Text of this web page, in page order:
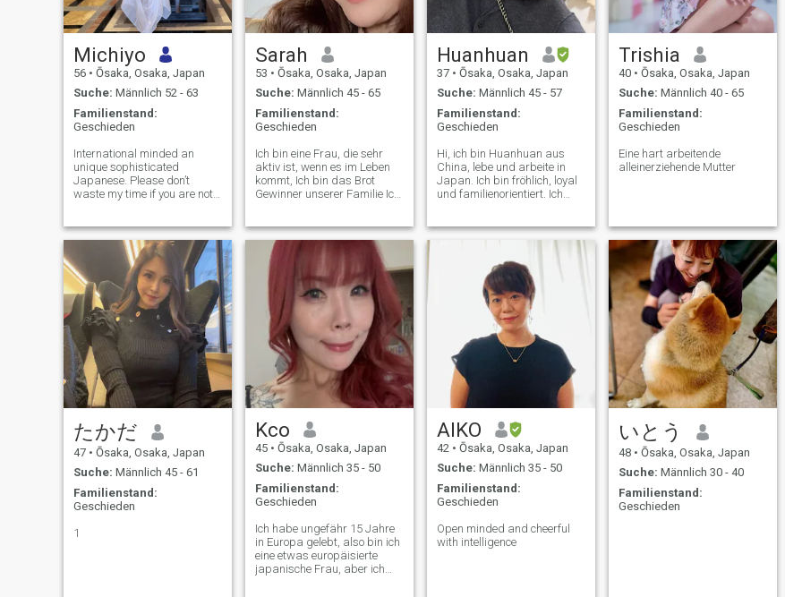
Michiyo
56 • Ōsaka, Osaka, Japan
Suche: Männlich 52 - 63
Familienstand:
Geschieden
International minded an
unique sophisticated
Japanese. Please don’t
waste my time if you are not
because i am keen about
fake profiles which are sadly
most in this site.. Yet am still
looking forwar
Sarah
53 • Ōsaka, Osaka, Japan
Suche: Männlich 45 - 65
Familienstand:
Geschieden
Ich bin eine Frau, die sehr
aktiv ist, wenn es im Leben
kommt, Ich bin das Brot
Gewinner unserer Familie Ich
helfen, Gott hilft.. ich legte
Gott der Mittelpunkt meines
Lebens und lassen ihn zu
entscheiden... Gut, u Mehr
über mich erzählen, ich bin
Abstieg person, liebevoll,
fürsorglich, Romantisch,
Liebe ein Witz,
verantwortlich, sinnlich, hart
arbeiten, und Gott fürchten,
etc. zu machen.
Huanhuan
37 • Ōsaka, Osaka, Japan
Suche: Männlich 45 - 57
Familienstand:
Geschieden
Hi, ich bin Huanhuan aus
China, lebe und arbeite in
Japan. Ich bin fröhlich, loyal
und familienorientiert. Ich
ruhige Momente zu genießen.
Für mich ist Liebe nicht nur
ein flüchtiger Funke, sondern
das Teilen von Mahlzeiten,
das Beobachten von
Kirschblüten und das Helfen
des anderen durch die Höhen
Ich bin hier, um etwas Reales
und Dauerhaftes
aufzubauen.
Trishia
40 • Ōsaka, Osaka, Japan
Suche: Männlich 40 - 65
Familienstand:
Geschieden
Eine hart arbeitende
alleinerziehende Mutter
たかだ
47 • Ōsaka, Osaka, Japan
Suche: Männlich 45 - 61
Familienstand:
Geschieden
1
Kco
45 • Ōsaka, Osaka, Japan
Suche: Männlich 35 - 50
Familienstand:
Geschieden
Ich habe ungefähr 15 Jahre
in Europa gelebt, also bin ich
eine etwas europäisierte
japanische Frau, aber ich
AIKO
42 • Ōsaka, Osaka, Japan
Suche: Männlich 35 - 50
Familienstand:
Geschieden
Open minded and cheerful
with intelligence
いとう
48 • Ōsaka, Osaka, Japan
Suche: Männlich 30 - 40
Familienstand:
Geschieden